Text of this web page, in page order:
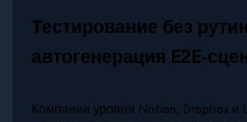
Тестирование без
автогенерация
Компании уровня Notion, Dropbox и